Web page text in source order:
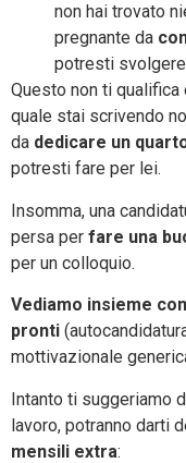
non hai trovato
pregnante da
potresti
Questo non ti qualifica
quale stai scrivendo
da dedicare un
potresti fare per lei.
Insomma, una
persa per fare una
per un colloquio.
Vediamo insieme
pronti
mottivazionale
Intanto ti suggeriamo
lavoro, potranno darti
mensili extra: